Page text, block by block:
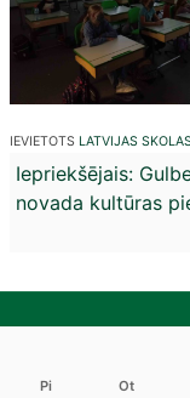
IEVIETOTS LATVIJAS
Ziņu
izvēlne
Iepriekšējais:
novada kultūras
Pi Ot